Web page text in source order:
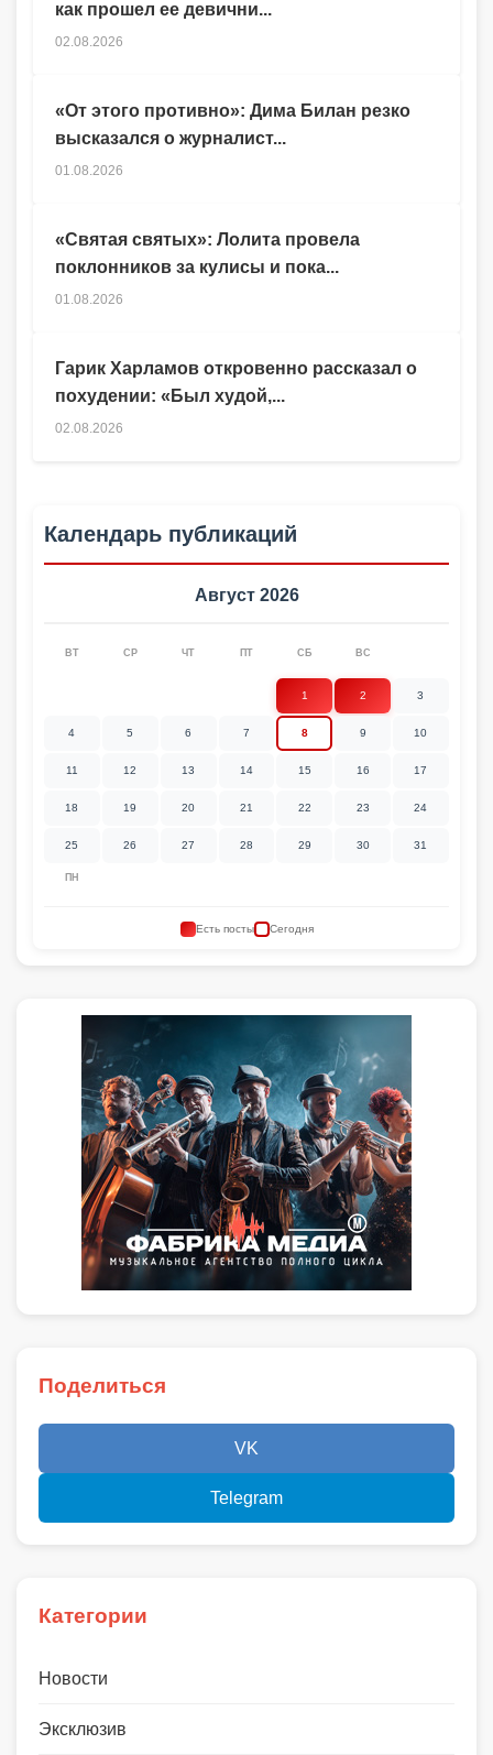
Гарик Харламов откровенно рассказал о
похудении: «Был худой,...
02.08.2026
как прошел ее девични...
02.08.2026
«От этого противно»: Дима Билан резко
высказался о журналист...
01.08.2026
«Святая святых»: Лолита провела
поклонников за кулисы и пока...
01.08.2026
Календарь публикаций
Август 2026
ПН
ВТ СР ЧТ ПТ СБ ВС
1 2 3
4 5 6 7 8 9 10
11 12 13 14 15 16 17
18 19 20 21 22 23 24
25 26 27 28 29 30 31
Есть посты Сегодня
Поделиться
VK
Telegram
Категории
Новости
Эксклюзив